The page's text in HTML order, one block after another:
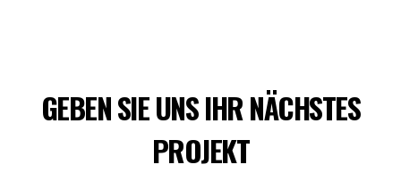
GEBEN SIE UNS IHR NÄCHSTES
PROJEKT